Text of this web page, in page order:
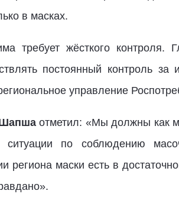
в масках.
требует жёсткого
постоянный контроль
управление
отметил: «Мы должны как
ситуации по соблюдению
региона маски есть в